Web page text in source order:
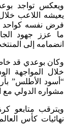
ويعكس تواجد
يعيشه اللاعب
فرض نفسه كواحد
ما عزز جهود
انضمامه إلى
وكان بوعدي قد
خلال المواجهة
“أسود الأطلس”
مشواره الدولي مع
ويترقب متابعو
نهائيات كأس